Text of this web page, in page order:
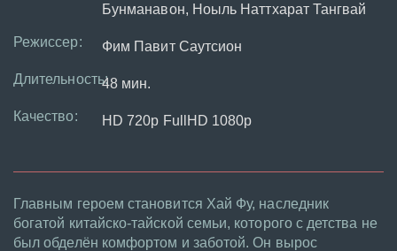
Бунманавон, Ноыль Наттхарат Тангвай
Режиссер: Фим Павит Саутсион
Длительность:48 мин.
Качество: HD 720p FullHD 1080p
Главным героем становится Хай Фу, наследник
богатой китайско-тайской семьи, которого с детства не
был обделён комфортом и заботой. Он вырос